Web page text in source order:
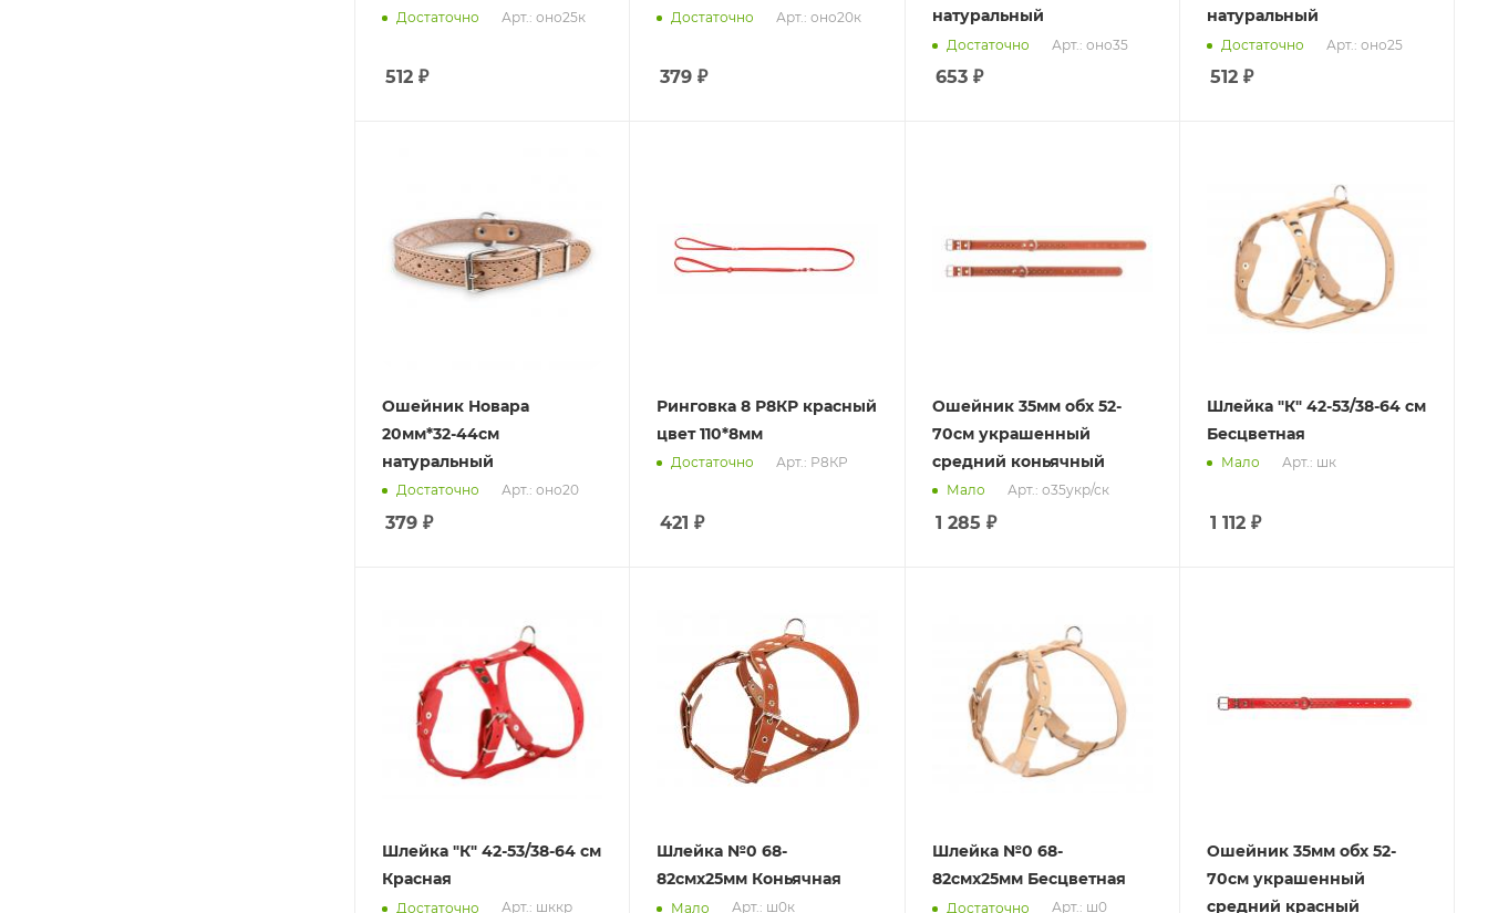
Достаточно Арт.: оно25к
512 ₽
Достаточно Арт.: оно20к
379 ₽
натуральный
Достаточно Арт.: оно35
653₽
натуральный
Достаточно Арт.: оно25
512₽
Ошейник Новара
20мм*32-44см
натуральный
Достаточно Арт.: оно20
379 ₽
Ринговка 8 Р8КР красный
цвет 110*8мм
Достаточно Арт.: Р8КР
421 ₽
Ошейник 35мм обх 52-
70см украшенный
средний коньячный
Мало Арт.: о35укр/ск
1 285 ₽
Шлейка "К" 42-53/38-64 см
Бесцветная
Мало Арт.: шк
1 112₽
Шлейка "К" 42-53/38-64 см
Красная
Достаточно Арт.: шккр
Шлейка №0 68-
82смx25мм Коньячная
Мало Арт.: ш0к
Шлейка №0 68-
82смx25мм Бесцветная
Достаточно Арт.: ш0
Ошейник 35мм обх 52-
70см украшенный
средний красный